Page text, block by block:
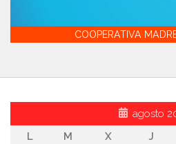
COOPERATIVA
agosto
L
M X J